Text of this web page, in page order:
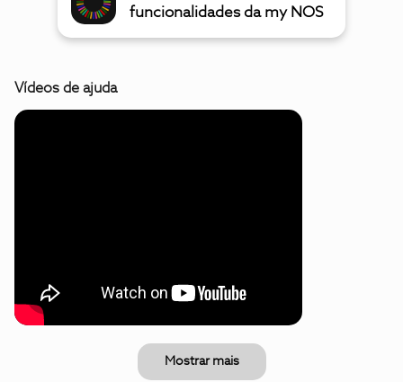
funcionalidades da my NOS
Vídeos de ajuda
Mostrar mais